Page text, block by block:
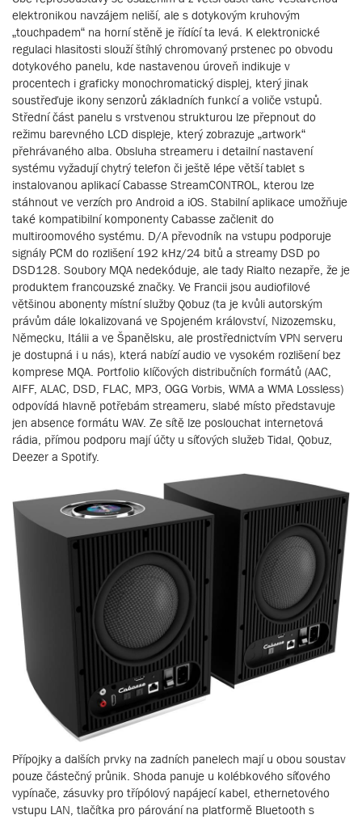
elektronikou navzájem neliší, ale s dotykovým kruhovým
„touchpadem“ na horní stěně je řídící ta levá. K elektronické
regulaci hlasitosti slouží štíhlý chromovaný prstenec po obvodu
dotykového panelu, kde nastavenou úroveň indikuje v
procentech i graficky monochromatický displej, který jinak
soustřeďuje ikony senzorů základních funkcí a voliče vstupů.
Střední část panelu s vrstvenou strukturou lze přepnout do
režimu barevného LCD displeje, který zobrazuje „artwork“
přehrávaného alba. Obsluha streameru i detailní nastavení
systému vyžadují chytrý telefon či ještě lépe větší tablet s
instalovanou aplikací Cabasse StreamCONTROL, kterou lze
stáhnout ve verzích pro Android a iOS. Stabilní aplikace umožňuje
také kompatibilní komponenty Cabasse začlenit do
multiroomového systému. D/A převodník na vstupu podporuje
signály PCM do rozlišení 192 kHz/24 bitů a streamy DSD po
DSD128. Soubory MQA nedekóduje, ale tady Rialto nezapře, že je
produktem francouzské značky. Ve Francii jsou audiofilové
většinou abonenty místní služby Qobuz (ta je kvůli autorským
právům dále lokalizovaná ve Spojeném království, Nizozemsku,
Německu, Itálii a ve Španělsku, ale prostřednictvím VPN serveru
je dostupná i u nás), která nabízí audio ve vysokém rozlišení bez
komprese MQA. Portfolio klíčových distribučních formátů (AAC,
AIFF, ALAC, DSD, FLAC, MP3, OGG Vorbis, WMA a WMA Lossless)
odpovídá hlavně potřebám streameru, slabé místo představuje
jen absence formátu WAV. Ze sítě lze poslouchat internetová
rádia, přímou podporu mají účty u síťových služeb Tidal, Qobuz,
Deezer a Spotify.
Přípojky a dalších prvky na zadních panelech mají u obou soustav
pouze částečný průnik. Shoda panuje u kolébkového síťového
vypínače, zásuvky pro třípólový napájecí kabel, ethernetového
vstupu LAN, tlačítka pro párování na platformě Bluetooth s